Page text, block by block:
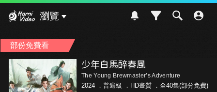
瀏覽
部份免費看
少年白馬醉春風
The Young Brewmaster’s Adventure
2024 ． 普遍級 ．HD畫質 ．全40集(部分免費)